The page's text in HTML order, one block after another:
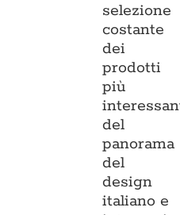
selezione
costante
dei
prodotti
più
del
panorama
del
design
italiano e